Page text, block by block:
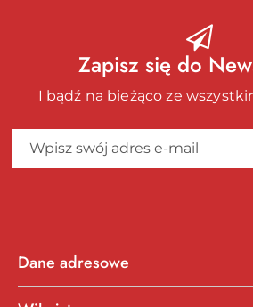
Zapisz się do
I bądź na bieżąco ze
Dane adresowe